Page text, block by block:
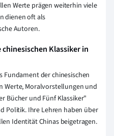
Werte prägen weiterhin viele
dienen oft als
Autoren.
Klassiker in
Fundament der chinesischen
Werte, Moralvorstellungen und
Bücher und Fünf Klassiker"
Politik. Ihre Lehren haben über
Identität Chinas beigetragen.